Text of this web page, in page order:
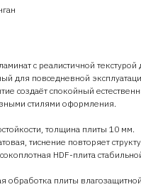
с реалистичной текстурой
для повседневной
создаёт спокойный
стилями оформления.
толщина плиты 10 мм.
тиснение повторяет
HDF-плита
обработка плиты